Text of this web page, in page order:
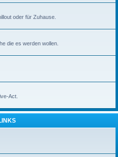
oder für Zuhause.
die es werden wollen.
Act.